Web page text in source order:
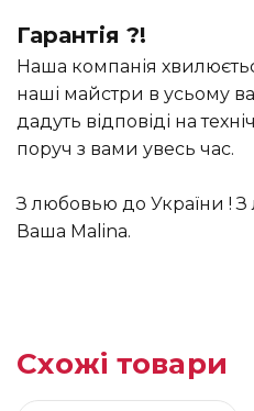
Гарантія ?!
Наша компанія
наші майстри в усьому
дадуть відповіді на
поруч з вами увесь час.
З любовью до України ! З
Ваша Malina.
Схожі товари